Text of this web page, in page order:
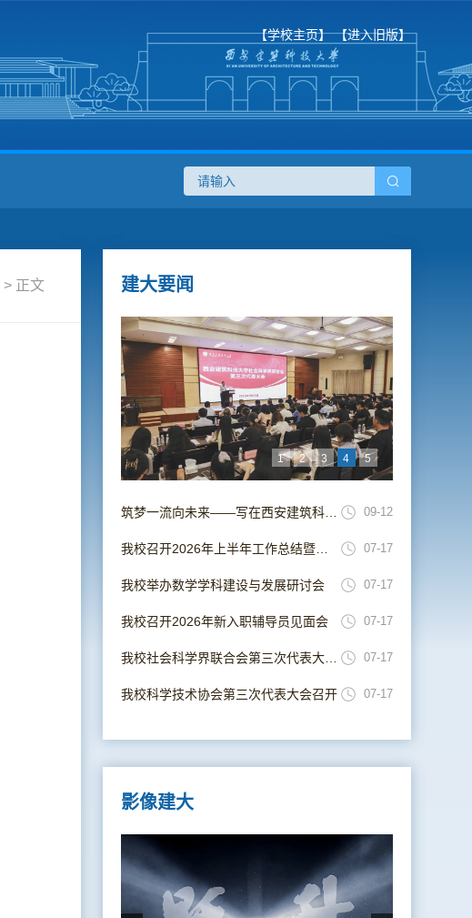
【学校主页】 【进入旧版】
> 正文 建大要闻
1 2 3 4 5
09-12
07-17
07-17
我校举办数学学科建设与发展研讨会
07-17
我校召开2026年新入职辅导员见面会
07-17
07-17
我校科学技术协会第三次代表大会召开
影像建大